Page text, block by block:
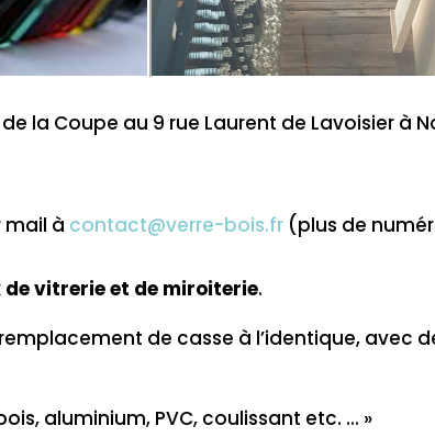
la Coupe au 9 rue Laurent de Lavoisier
mail à contact@verre-bois.fr (plus de
vitrerie et de miroiterie.
de casse à l’identique, avec
aluminium, PVC, coulissant etc. … »